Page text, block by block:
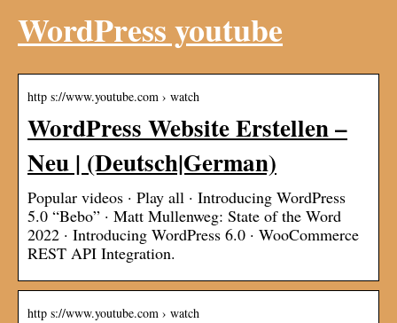
WordPress youtube
http s://www.youtube.com › watch
WordPress Website Erstellen –
Neu | (Deutsch|German)
Popular videos · Play all · Introducing WordPress
5.0 “Bebo” · Matt Mullenweg: State of the Word
2022 · Introducing WordPress 6.0 · WooCommerce
REST API Integration.
http s://www.youtube.com › watch